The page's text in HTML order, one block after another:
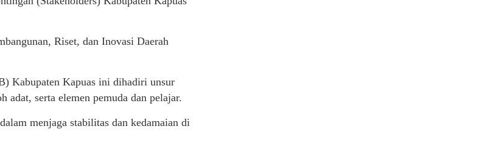
Riset, dan Inovasi Daerah
Kabupaten Kapuas ini dihadiri unsur
serta elemen pemuda dan pelajar.
menjaga stabilitas dan kedamaian di